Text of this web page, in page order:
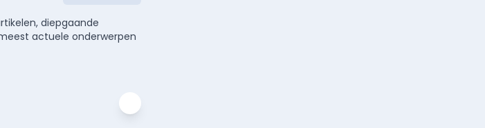
diepgaande
actuele onderwerpen